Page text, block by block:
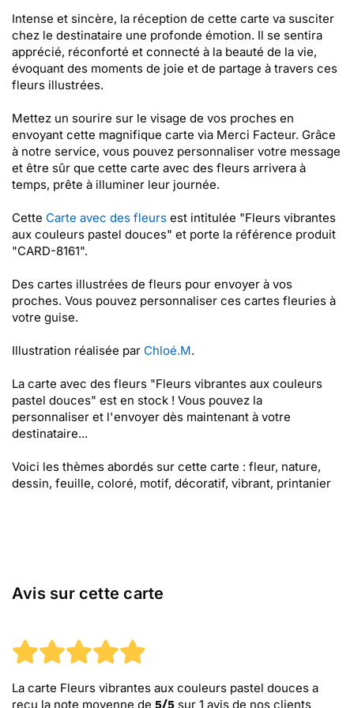
Intense et sincère, la réception de cette carte va susciter
chez le destinataire une profonde émotion. Il se sentira
apprécié, réconforté et connecté à la beauté de la vie,
évoquant des moments de joie et de partage à travers ces
fleurs illustrées.
Mettez un sourire sur le visage de vos proches en
envoyant cette magnifique carte via Merci Facteur. Grâce
à notre service, vous pouvez personnaliser votre message
et être sûr que cette carte avec des fleurs arrivera à
temps, prête à illuminer leur journée.
Cette Carte avec des fleurs est intitulée "Fleurs vibrantes
aux couleurs pastel douces" et porte la référence produit
"CARD-8161".
Des cartes illustrées de fleurs pour envoyer à vos
proches. Vous pouvez personnaliser ces cartes fleuries à
votre guise.
Illustration réalisée par Chloé.M.
La carte avec des fleurs "Fleurs vibrantes aux couleurs
pastel douces" est en stock ! Vous pouvez la
personnaliser et l'envoyer dès maintenant à votre
destinataire...
Voici les thèmes abordés sur cette carte : fleur, nature,
dessin, feuille, coloré, motif, décoratif, vibrant, printanier
Avis sur cette carte
La carte Fleurs vibrantes aux couleurs pastel douces a
reçu la note moyenne de 5/5 sur 1 avis de nos clients